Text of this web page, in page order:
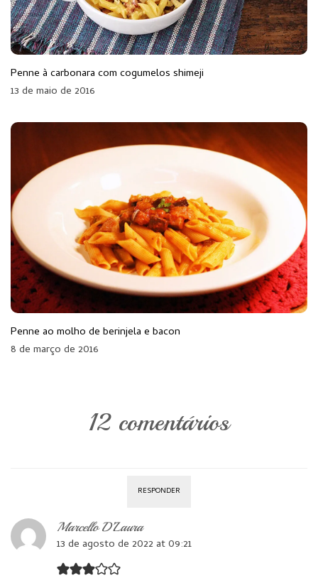
Penne à carbonara com cogumelos shimeji
13 de maio de 2016
Penne ao molho de berinjela e bacon
8 de março de 2016
12 comentários
RESPONDER
Marcello D’Laura
13 de agosto de 2022 at 09:21